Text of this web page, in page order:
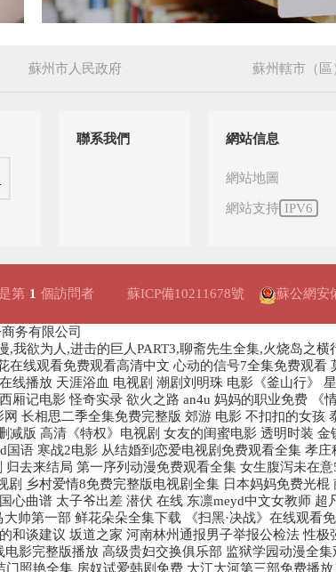
蘇州市人民政府 蘇州轄市（區
聯系我們 網站信息
網站地圖
網站支持 IPV6
第 1 個訪問者 蘇ICP備10211678號 蘇公網安
务有限公司
欲为人,进击的巨人PART3,聊斋先生全集,火烧岛之横
线观看免费观看高清中文 心动的信号7全集免费观
播放 天涯浴血 电视剧 潮剧刘明珠 电影《釜山行》
记电影 怪奇实录 欲火之路 an4u 妈妈的职业免费
长相思二季全集免费完整版 郊游 电影 不扣扣的女
版 高清《特权》电视剧 女友的闺蜜电影 透明时装
语 寒战2电影 从结婚到恋爱电视剧免费观看全集 孝
去来结局 第一序列动漫免费观看全集 女生腹泻未在
乡村爱情8免费完整版电视剧全集 日本妈妈免费光
曲谱 太子爷出差 潜伏 在线 东凛meyd中文女教师
帅第一部 鲜花朵朵全集下载 《扫黑·决战》在线观
和谈建议 坂道之家 河南林州通报男子举报公检法 性
影完整版播放 高级贵妇交换俱乐部 监狱学园动漫全
照艳全集 房奴试爱韩剧免费 大江大河第三部免费播